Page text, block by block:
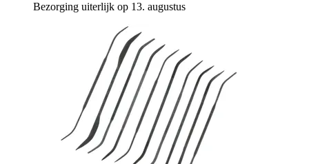
Bezorging uiterlijk op 13. augustus